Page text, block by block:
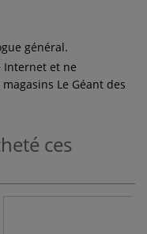
général.
Internet et ne
Le Géant des
ces